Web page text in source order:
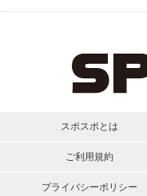
スポスポとは
ご利用規約
プライバシーポリシー